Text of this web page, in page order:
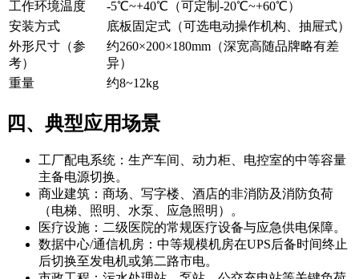
工作环境温度
-5℃~+40℃（可定制-20℃~+60℃）
安装方式
底板固定式（可选电动操作机构、抽屉式）
外形尺寸（参
考）
约260×200×180mm（深宽高随品牌略有差
异）
重量
约8~12kg
四、典型应用场景
工厂配电系统：生产车间、动力柜、电控室的中等容量
主备电源切换。
商业建筑：商场、写字楼、酒店的非消防及消防负荷
（电梯、照明、水泵、应急照明）。
医疗设施：二级医院的常规医疗设备与应急供电保障。
数据中心/通信机房：中等规模机房在UPS后备时间终止
后切换至发电机或第二路市电。